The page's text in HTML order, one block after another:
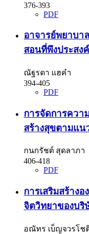
376-393
PDF
อาจารย์พยาบา
สอนที่พึงประสงค์
ณัฐรดา แฮคำ
394-405
PDF
การจัดการควา
สร้างสุขตามแน
กนกรัชต์ สุดลาภา
406-418
PDF
การเสริมสร้าง
จิตวิทยาของบริ
อณัทร เบ็ญจวรโช